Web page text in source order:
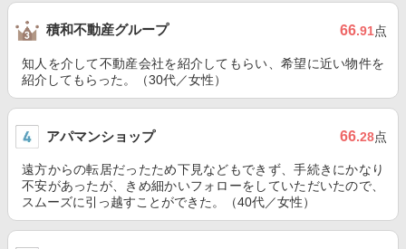
積和不動産グループ 66.91点
知人を介して不動産会社を紹介してもらい、希望に近い物件を
紹介してもらった。（30代／女性）
アパマンショップ 66.28点
遠方からの転居だったため下見などもできず、手続きにかなり
不安があったが、きめ細かいフォローをしていただいたので、
スムーズに引っ越すことができた。（40代／女性）